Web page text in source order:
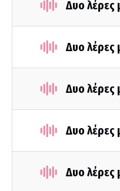
Δυο
Δυο
Δυο
Δυο
Δυο